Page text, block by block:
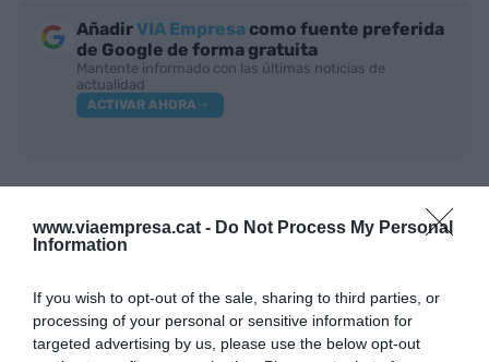
www.viaempresa.cat - Do Not Process My Personal
Information
If you wish to opt-out of the sale, sharing to third parties, or
processing of your personal or sensitive information for
targeted advertising by us, please use the below opt-out
AñadirVIA Empresa como fuente preferida
de Google de forma gratuita
Mantente informado con las últimas noticias de
actualidad
ACTIVAR AHORA
RELACIONADAS